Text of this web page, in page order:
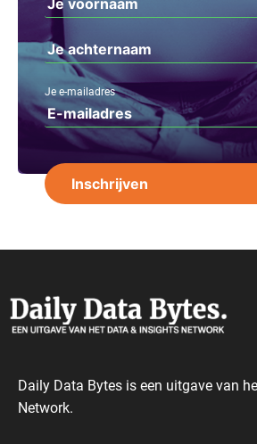
Je e-mailadres
Daily Data Bytes is een uitgave van
Network.